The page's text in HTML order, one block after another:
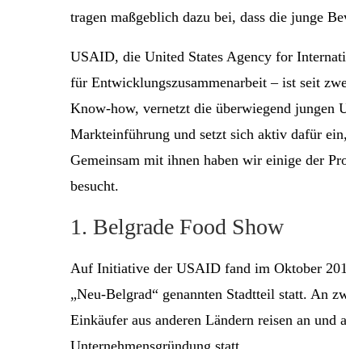
tragen maßgeblich dazu bei, dass die junge
USAID, die United States Agency for
für Entwicklungszusammenarbeit – ist seit
Know-how, vernetzt die überwiegend jungen
Markteinführung und setzt sich aktiv dafür
Gemeinsam mit ihnen haben wir einige der
besucht.
1. Belgrade Food Show
Auf Initiative der USAID fand im Oktober
„Neu-Belgrad“ genannten Stadtteil statt. An
Einkäufer aus anderen Ländern reisen an
Unternehmensgründung statt.